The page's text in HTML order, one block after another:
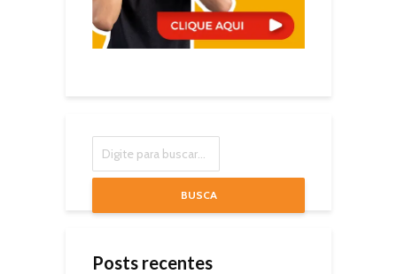
BUSCA
Posts recentes